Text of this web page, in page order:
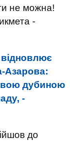
не можна!
-
Азарова:
дубиною
-
до